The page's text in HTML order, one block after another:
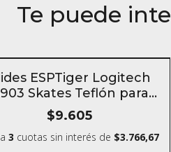
Te puede
STOCKESPTiger Logitech
Skates Teflón para
mouse
$9.605
3 cuotas sin interés de $3.766,67